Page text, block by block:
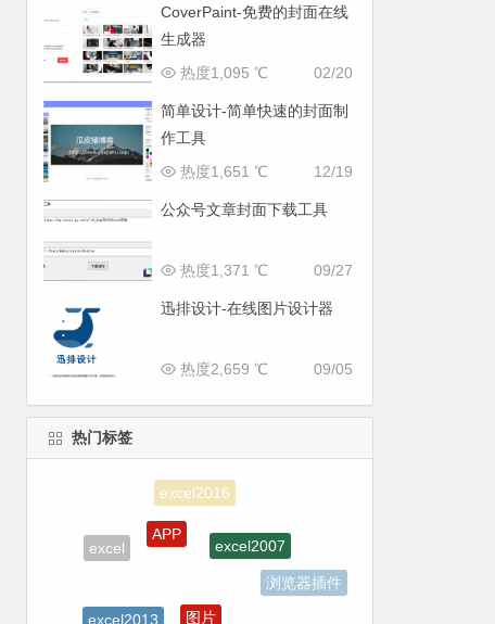
CoverPaint-免费的封面在线
生成器
02/20
热度1,095 ℃
简单设计-简单快速的封面制
作工具
12/19
热度1,651 ℃
公众号文章封面下载工具
09/27
热度1,371 ℃
迅排设计-在线图片设计器
09/05
热度2,659 ℃
热门标签
excel
APP
excel2007
浏览器插件
excel2013